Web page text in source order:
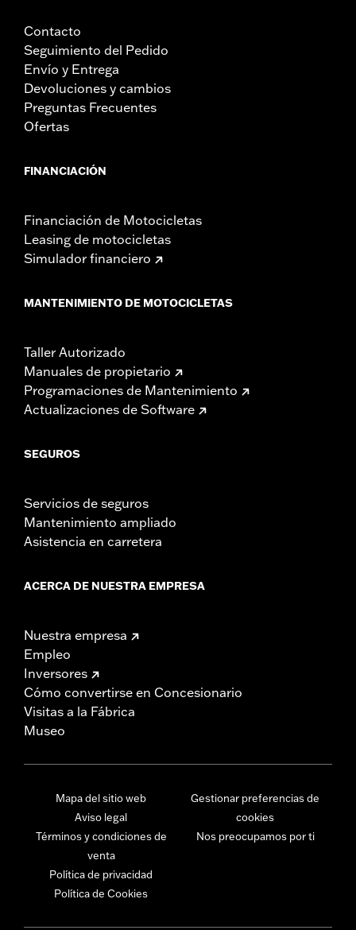
Contacto
Seguimiento del Pedido
Envío y Entrega
Devoluciones y cambios
Preguntas Frecuentes
Ofertas
FINANCIACIÓN
Financiación de Motocicletas
Leasing de motocicletas
Simulador financiero
MANTENIMIENTO DE MOTOCICLETAS
Taller Autorizado
Manuales de propietario
Programaciones de Mantenimiento
Actualizaciones de Software
SEGUROS
Servicios de seguros
Mantenimiento ampliado
Asistencia en carretera
ACERCA DE NUESTRA EMPRESA
Nuestra empresa
Empleo
Inversores
Cómo convertirse en Concesionario
Visitas a la Fábrica
Museo
Mapa del sitio web
Aviso legal
Términos y condiciones de
venta
Política de privacidad
Política de Cookies
Gestionar preferencias de
cookies
Nos preocupamos por ti